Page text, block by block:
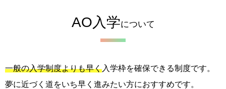
AO入学について
一般の入学制度よりも早く入学枠を確保できる制度です。
夢に近づく道をいち早く進みたい方におすすめです。